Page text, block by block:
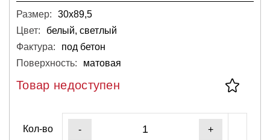
Размер:
30х89,5
Цвет:
белый, светлый
Фактура:
под бетон
Поверхность:
матовая
Товар недоступен
Кол-во - +